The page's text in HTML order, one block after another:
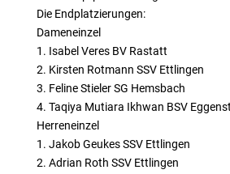
Die Endplatzierungen:
Dameneinzel
1. Isabel Veres BV Rastatt
2. Kirsten Rotmann SSV Ettlingen
3. Feline Stieler SG Hemsbach
4. Taqiya Mutiara Ikhwan BSV
Herreneinzel
1. Jakob Geukes SSV Ettlingen
2. Adrian Roth SSV Ettlingen